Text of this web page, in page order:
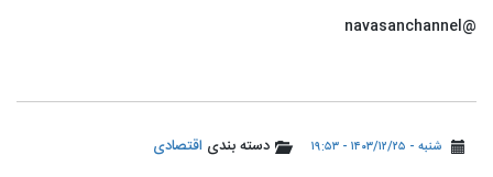
@navasanchannel
شنبه - ۱۴۰۳/۱۲/۲۵ - ۱۹:۵۳ دسته بندی اقتصادی